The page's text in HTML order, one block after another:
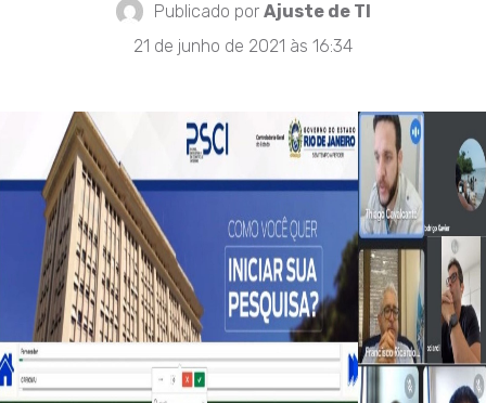
Publicado por Ajuste de TI
21 de junho de 2021 às 16:34